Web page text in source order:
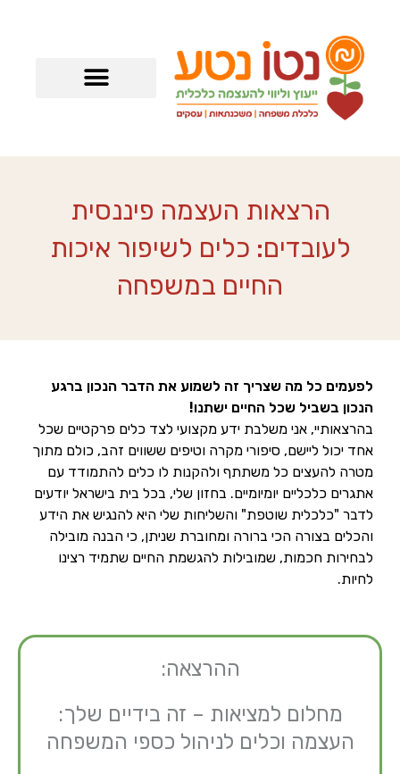
הרצאות העצמה פיננסית
לעובדים: כלים לשיפור איכות
החיים במשפחה
לפעמים כל מה שצריך זה לשמוע את הדבר הנכון ברגע
הנכון בשביל שכל החיים ישתנו!
בהרצאותיי, אני משלבת ידע מקצועי לצד כלים פרקטיים שכל
אחד יכול ליישם, סיפורי מקרה וטיפים ששווים זהב, כולם מתוך
מטרה להעצים כל משתתף ולהקנות לו כלים להתמודד עם
אתגרים כלכליים יומיומיים. בחזון שלי, בכל בית בישראל יודעים
לדבר "כלכלית שוטפת" והשליחות שלי היא להנגיש את הידע
והכלים בצורה הכי ברורה ומחוברת שניתן, כי הבנה מובילה
לבחירות חכמות, שמובילות להגשמת החיים שתמיד רצינו
לחיות.
ההרצאה:
מחלום למציאות – זה בידיים שלך:
העצמה וכלים לניהול כספי המשפחה